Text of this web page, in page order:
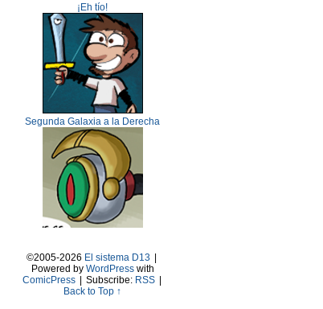
¡Eh tío!
Segunda Galaxia a la Derecha
©2005-2026 El sistema D13
Powered by WordPresswith
ComicPress
Subscribe: RSS
Back to Top ↑